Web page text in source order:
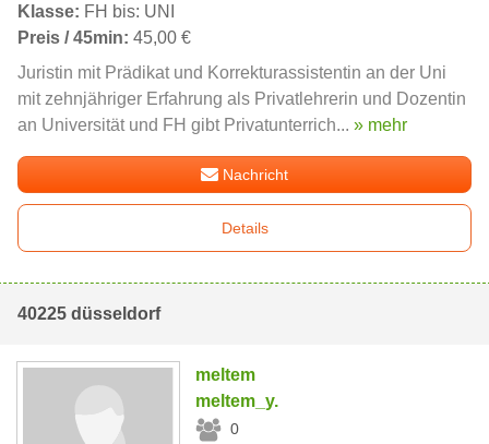
Klasse: FH bis: UNI
Preis / 45min: 45,00 €
Juristin mit Prädikat und Korrekturassistentin an der Uni
mit zehnjähriger Erfahrung als Privatlehrerin und Dozentin
an Universität und FH gibt Privatunterrich... » mehr
Nachricht
Details
40225 düsseldorf
meltem
meltem_y.
0